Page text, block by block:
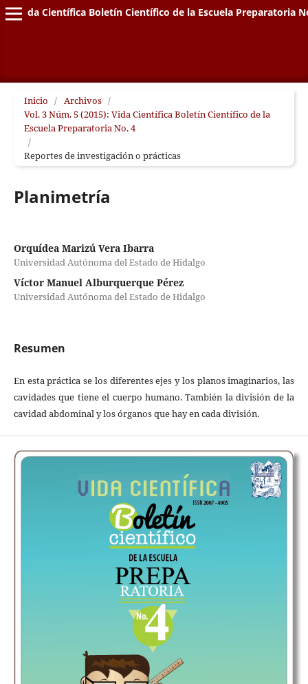
Vida Científica Boletín Científico de la Escuela Preparatoria
Inicio / Archivos /
Vol. 3 Núm. 5 (2015): Vida Científica Boletín Científico de la
Escuela Preparatoria No. 4
/
Reportes de investigación o prácticas
Planimetría
Orquídea Marizú Vera Ibarra
Universidad Autónoma del Estado de Hidalgo
Víctor Manuel Alburquerque Pérez
Universidad Autónoma del Estado de Hidalgo
Resumen
En esta práctica se los diferentes ejes y los planos imaginarios, las
cavidades que tiene el cuerpo humano. También la división de la
cavidad abdominal y los órganos que hay en cada división.